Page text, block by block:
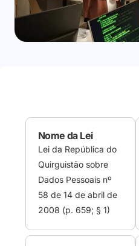
Nome da Lei
Lei da República do
Quirguistão sobre
Dados Pessoais nº
58 de 14 de abril de
2008 (p. 659; § 1)